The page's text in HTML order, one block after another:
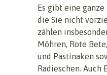
Es gibt eine ganze
die Sie nicht
zählen
Möhren, Rote
und Pastinaken
Radieschen. Auch